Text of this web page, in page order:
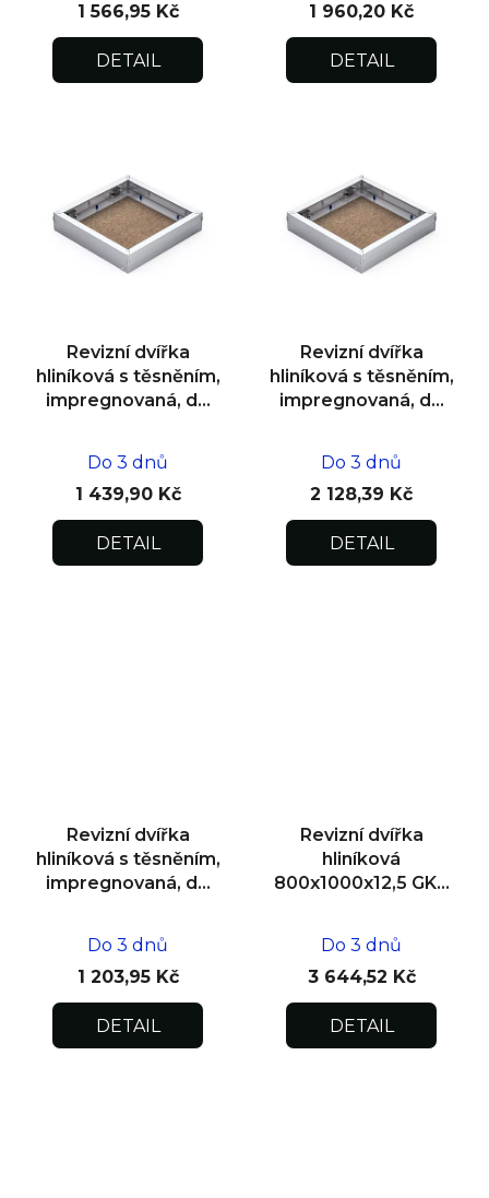
1 566,95 Kč
DETAIL
1 960,20 Kč
DETAIL
Revizní dvířka
hliníková s těsněním,
impregnovaná, do
Do 3 dnů
1 439,90 Kč
DETAIL
Revizní dvířka
hliníková s těsněním,
impregnovaná, do
Do 3 dnů
2 128,39 Kč
DETAIL
Revizní dvířka
hliníková s těsněním,
impregnovaná, do
Do 3 dnů
1 203,95 Kč
DETAIL
Revizní dvířka
hliníková
800x1000x12,5 GKB
Do 3 dnů
3 644,52 Kč
DETAIL